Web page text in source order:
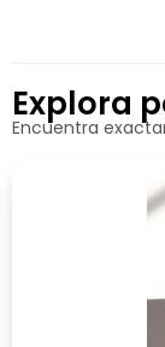
Explora
Encuentra